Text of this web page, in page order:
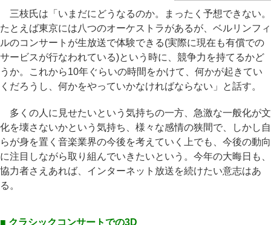
三枝氏は「いまだにどうなるのか。まったく予想できない。
たとえば東京には八つのオーケストラがあるが、ベルリンフィ
ルのコンサートが生放送で体験できる(実際に現在も有償での
サービスが行なわれている)という時に、競争力を持てるかど
うか。これから10年ぐらいの時間をかけて、何かが起きてい
くだろうし、何かをやっていかなければならない」と話す。
多くの人に見せたいという気持ちの一方、急激な一般化が文
化を壊さないかという気持ち、様々な感情の狭間で、しかし自
らが身を置く音楽業界の今後を考えていく上でも、今後の動向
に注目しながら取り組んでいきたいという。今年の大晦日も、
協力者さえあれば、インターネット放送を続けたい意志はあ
る。
■ クラシックコンサートでの3D